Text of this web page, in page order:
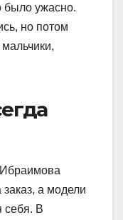
было ужасно.
но потом
заказ, а модели
себя. В